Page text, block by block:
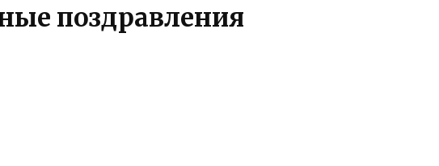
поздравления